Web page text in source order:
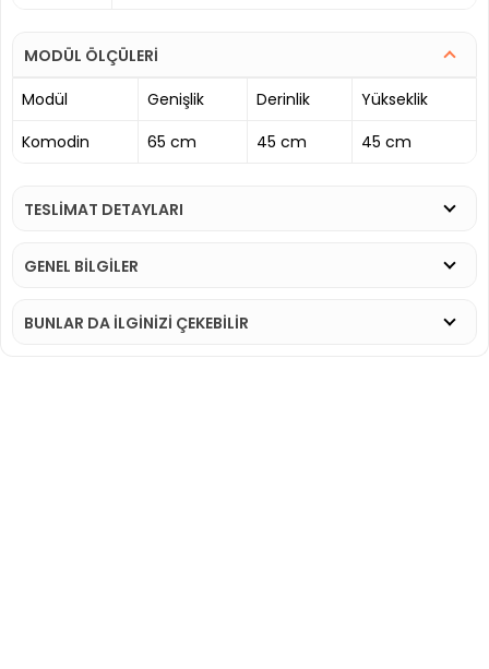
MODÜL ÖLÇÜLERİ
Modül
Genişlik Derinlik
Yükseklik
Komodin
65 cm 45 cm 45 cm
TESLİMAT DETAYLARI
GENEL BİLGİLER
BUNLAR DA İLGINIZI ÇEKEBILIR